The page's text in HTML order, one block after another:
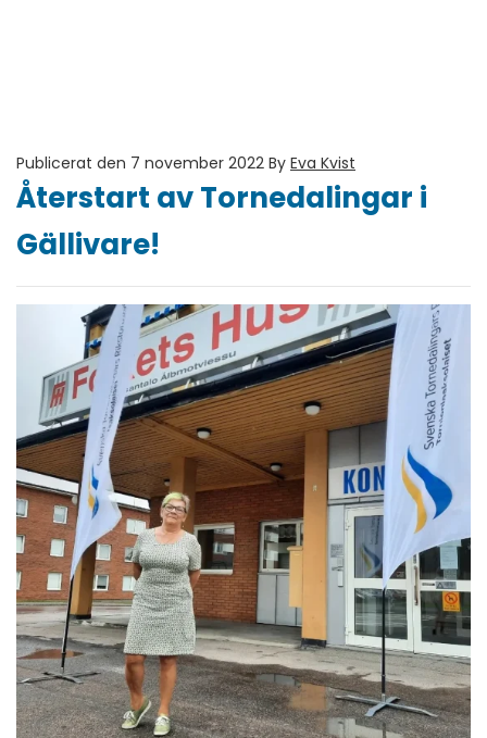
Publicerat den 7 november 2022 By Eva Kvist
Återstart av Tornedalingar i
Gällivare!